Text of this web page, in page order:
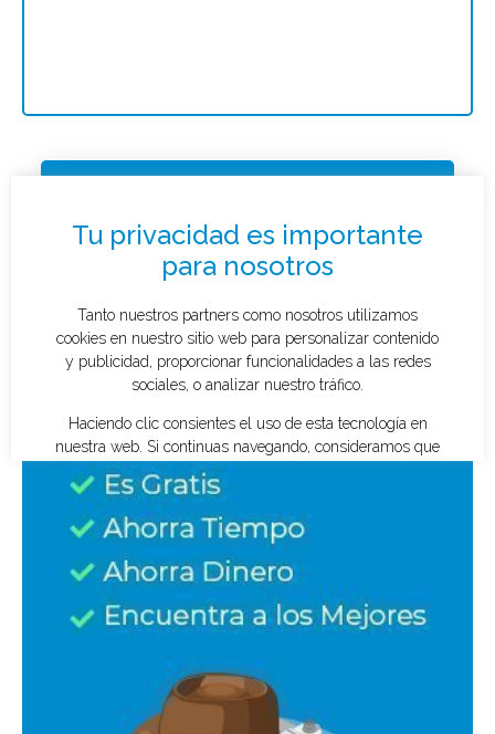
¿Qué tipo de caso quieres investigar?